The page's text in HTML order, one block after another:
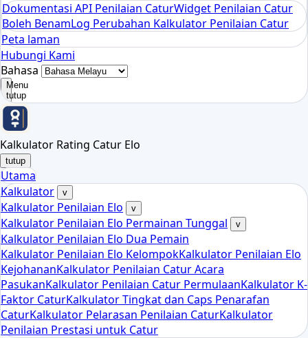
Dokumentasi API Penilaian CaturWidget Penilaian Catur
Boleh BenamLog Perubahan Kalkulator Penilaian Catur
Peta laman
Hubungi Kami
Bahasa
Menu
tutup
Kalkulator Rating Catur Elo
tutup
Utama
Kalkulator
v
Kalkulator Penilaian Elo v
Kalkulator Penilaian Elo Permainan Tunggal v
Kalkulator Penilaian Elo Dua Pemain
Kalkulator Penilaian Elo KelompokKalkulator Penilaian Elo
KejohananKalkulator Penilaian Catur Acara
PasukanKalkulator Penilaian Catur PermulaanKalkulator K-
Faktor CaturKalkulator Tingkat dan Caps Penarafan
CaturKalkulator Pelarasan Penilaian CaturKalkulator
Penilaian Prestasi untuk Catur